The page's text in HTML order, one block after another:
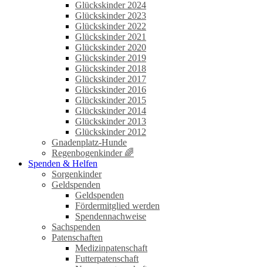
Glückskinder 2024
Glückskinder 2023
Glückskinder 2022
Glückskinder 2021
Glückskinder 2020
Glückskinder 2019
Glückskinder 2018
Glückskinder 2017
Glückskinder 2016
Glückskinder 2015
Glückskinder 2014
Glückskinder 2013
Glückskinder 2012
Gnadenplatz-Hunde
Regenbogenkinder 🌈
Spenden & Helfen
Sorgenkinder
Geldspenden
Geldspenden
Fördermitglied werden
Spendennachweise
Sachspenden
Patenschaften
Medizinpatenschaft
Futterpatenschaft